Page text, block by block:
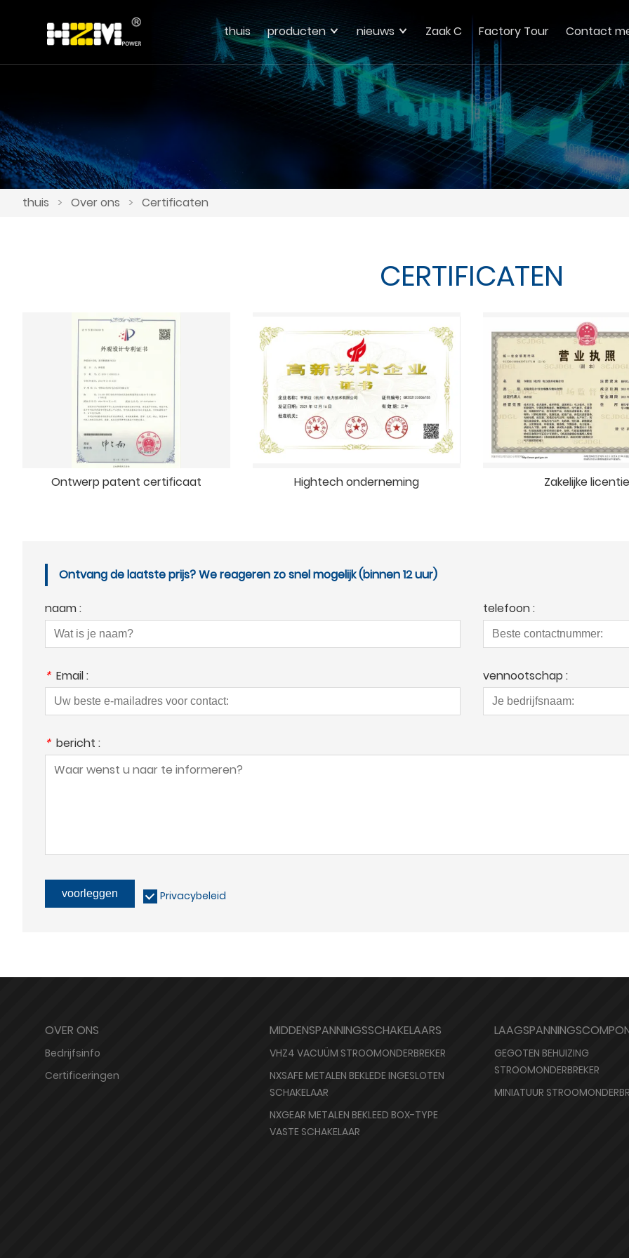
thuis producten nieuws Zaak C Factory Tour Contact
thuis > Over ons > Certificaten
CERTIFICATEN
Ontwerp patent certificaat Hightech onderneming Zakelijke licentie
Ontvang de laatste prijs? We reageren zo snel mogelijk (binnen 12 uur)
naam : telefoon :
* Email : vennootschap :
* bericht :
voorleggen Privacybeleid
OVER ONS
Bedrijfsinfo
Certificeringen
MIDDENSPANNINGSSCHAKELAARS
VHZ4 VACUÜM STROOMONDERBREKER
NXSAFE METALEN BEKLEDE INGESLOTEN
SCHAKELAAR
NXGEAR METALEN BEKLEED BOX-TYPE
VASTE SCHAKELAAR
GEGOTEN BEHUIZING
STROOMONDERBREKER
MINIATUUR